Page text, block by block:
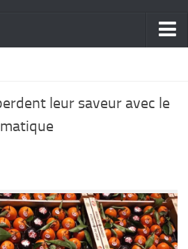
leur saveur avec le